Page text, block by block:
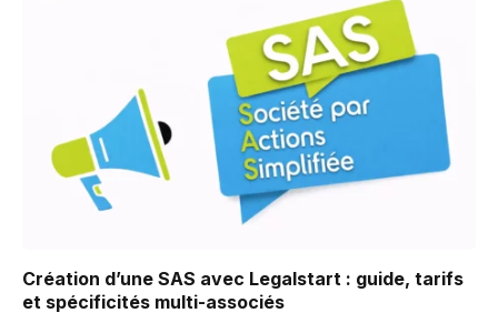
Création d’une SAS avec Legalstart : guide, tarifs
et spécificités multi-associés